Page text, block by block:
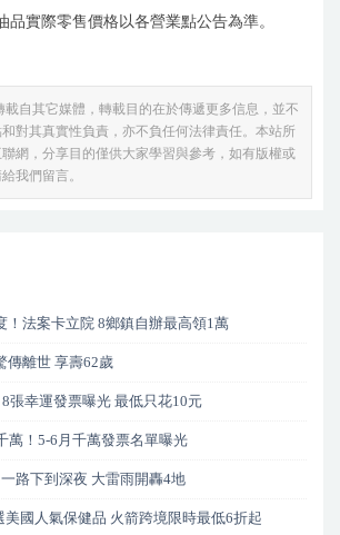
品實際零售價格以各營業點公告為準。
載自其它媒體，轉載目的在於傳遞更多信息，並不
對其真實性負責，亦不負任何法律責任。本站所
網，分享目的僅供大家學習與參考，如有版權或
我們留言。
！法案卡立院 8鄉鎮自辦最高領1萬
傳離世 享壽62歲
張幸運發票曝光 最低只花10元
萬！5-6月千萬發票名單曝光
路下到深夜 大雷雨開轟4地
美國人氣保健品 火箭跨境限時最低6折起